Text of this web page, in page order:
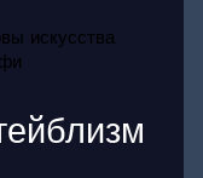
искусства